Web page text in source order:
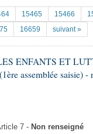
... )
15465 15466
16659 suivant »
ENFANTS ET
assemblée saisie) -
7 - Non renseigné